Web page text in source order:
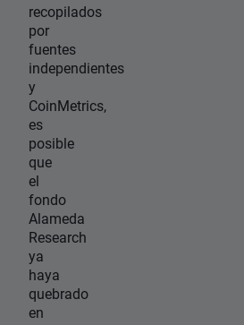
recopilados
por
fuentes
independientes
y
CoinMetrics,
es
posible
que
el
fondo
Alameda
Research
ya
haya
quebrado
en